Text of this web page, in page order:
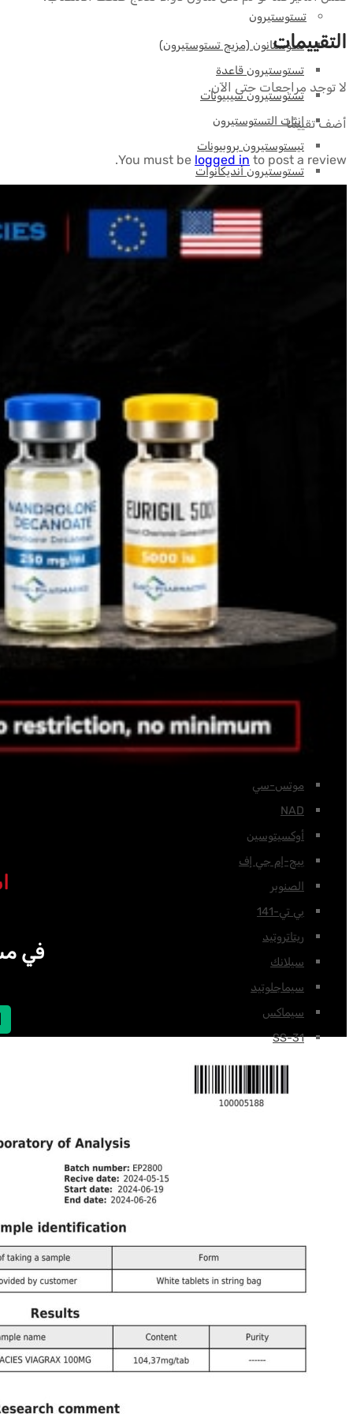
تستوستيرون
سـوستانون (مزيج تستوستيرون)
تستوستيرون قاعدة
تستوستيرون سيبيونات
إنثات التستوستيرون
تيستوستيرون بروبيونات
تستوستيرون أنديكانوات
عامل النمو شبيه الأنسولين
إيباموريلين
ميلانوتان
موتس-سي
NAD
أوكسيتوسين
بيج-إم جي إف
الصنوبر
بي تي-141
ريتاتروتيد
سيلانك
سيماجلوتيد
سيماكس
SS-31
تيساموريلين
ريتاتروتيد
سيماجلوتيد
تيرزيباتيد
هرمون النمو البشري
ماء بكيريوساتاتيك
التقييمات
لا توجد مراجعات حتى الآن.
أضف تقييمًا
You must be logged in to post a review.
في